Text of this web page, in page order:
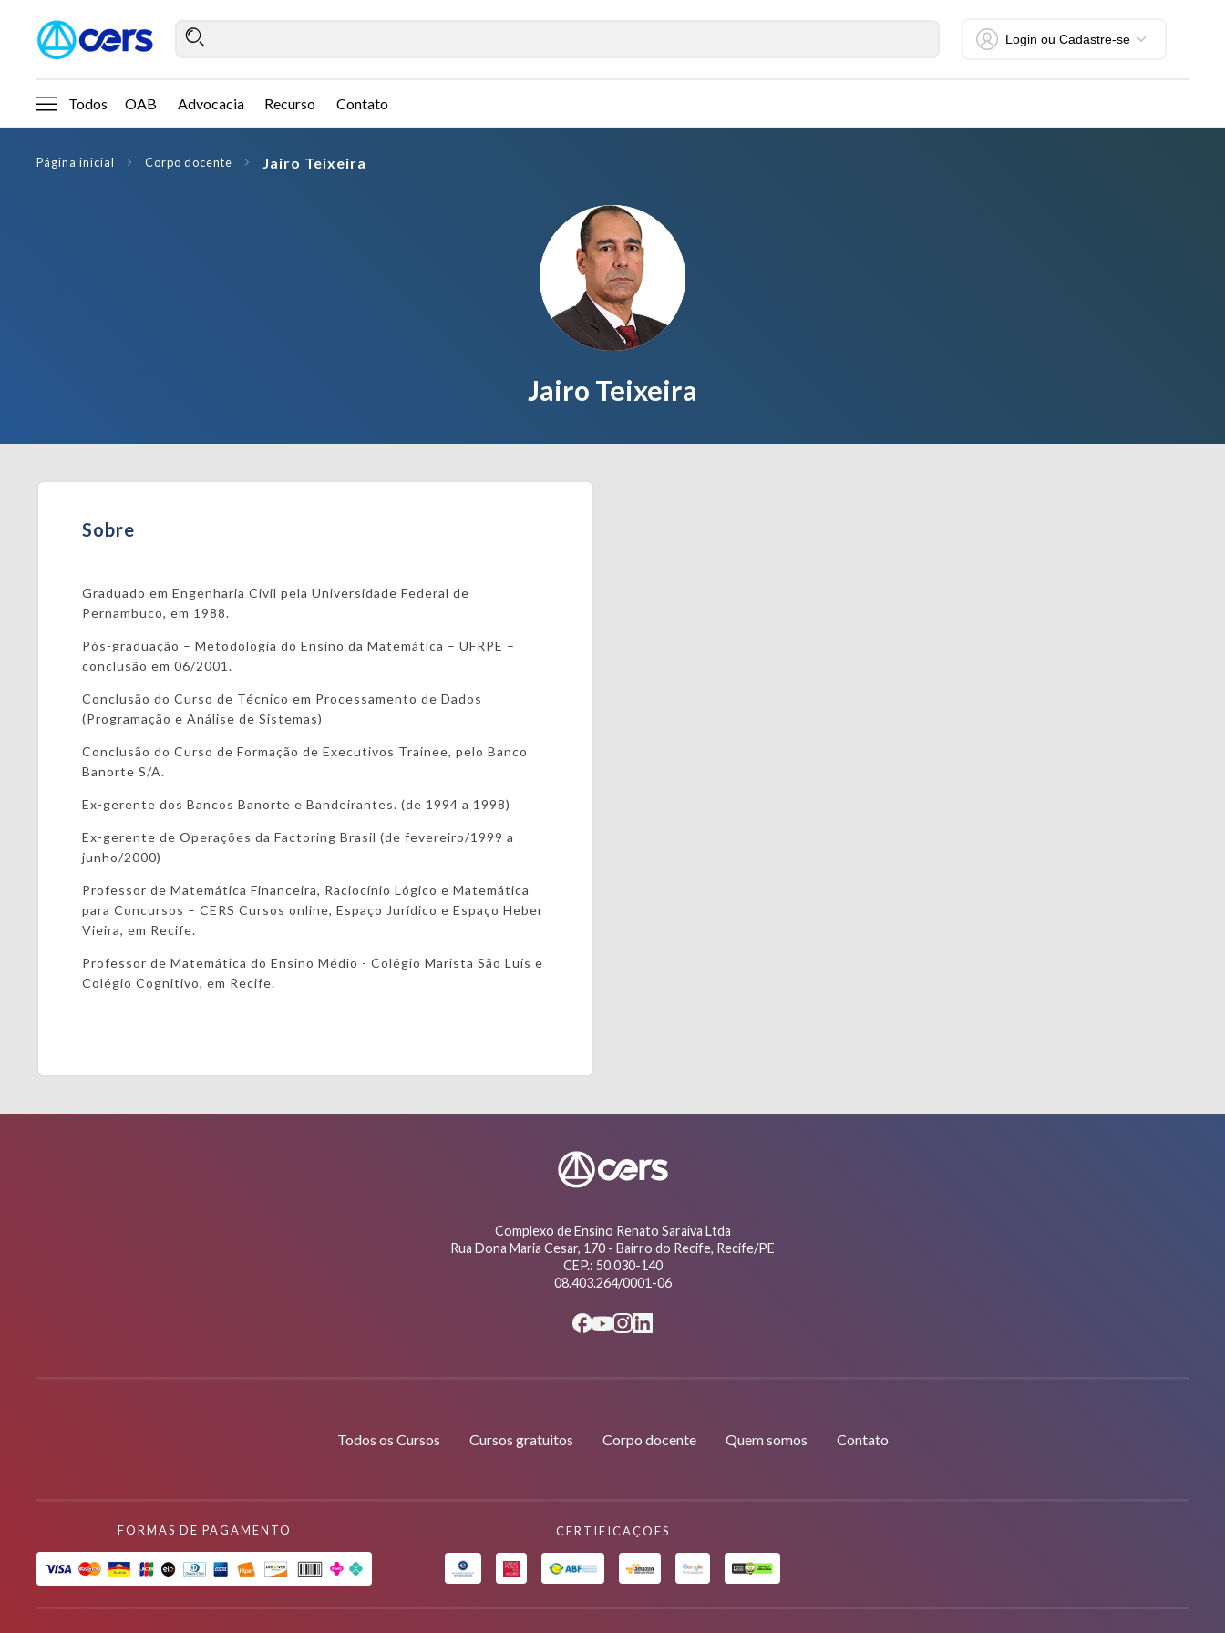
Login ou Cadastre-se
Todos OAB Advocacia Recurso Contato
Página inicial Corpo docente Jairo Teixeira
Jairo Teixeira
Sobre
Graduado em Engenharia Civil pela Universidade Federal de
Pernambuco, em 1988.
Pós-graduação – Metodologia do Ensino da Matemática – UFRPE –
conclusão em 06/2001.
Conclusão do Curso de Técnico em Processamento de Dados
(Programação e Análise de Sistemas)
Conclusão do Curso de Formação de Executivos Trainee, pelo Banco
Banorte S/A.
Ex-gerente dos Bancos Banorte e Bandeirantes. (de 1994 a 1998)
Ex-gerente de Operações da Factoring Brasil (de fevereiro/1999 a
junho/2000)
Professor de Matemática Financeira, Raciocínio Lógico e Matemática
para Concursos – CERS Cursos online, Espaço Jurídico e Espaço Heber
Vieira, em Recife.
Professor de Matemática do Ensino Médio - Colégio Marista São Luís e
Colégio Cognitivo, em Recife.
Complexo de Ensino Renato Saraiva Ltda
Rua Dona Maria Cesar, 170 - Bairro do Recife, Recife/PE
CEP.: 50.030-140
08.403.264/0001-06
Todos os Cursos Cursos gratuitos Corpo docente Quem somos Contato
FORMAS DE PAGAMENTO CERTIFICAÇÕES